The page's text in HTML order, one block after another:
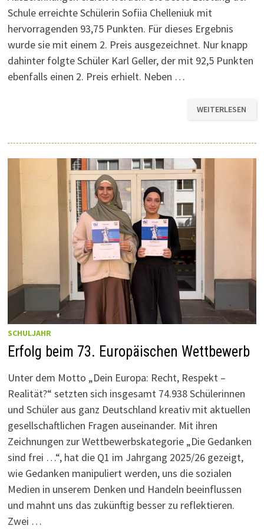
Schule erreichte Schülerin Sofiia Chelleniuk mit
hervorragenden 93,75 Punkten. Für dieses Ergebnis
wurde sie mit einem 2. Preis ausgezeichnet. Nur knapp
dahinter folgte Schüler Karl Geller, der mit 92,5 Punkten
ebenfalls einen 2. Preis erhielt. Neben …
TEILNAHME
DER
WEITERLESEN
SCHULJAHR
Erfolg beim 73. Europäischen Wettbewerb
Unter dem Motto „Dein Europa: Recht, Respekt –
Realität?“ setzten sich insgesamt 74.938 Schülerinnen
und Schüler aus ganz Deutschland kreativ mit aktuellen
gesellschaftlichen Fragen auseinander. Mit ihren
Zeichnungen zur Wettbewerbskategorie „Die Gedanken
sind frei …“, hat die Q1 im Jahrgang 2025/26 gezeigt,
wie Gedanken manipuliert werden, uns die sozialen
Medien in unserem Denken und Handeln beeinflussen
und mahnt uns das zukünftig besser zu reflektieren.
Zwei …